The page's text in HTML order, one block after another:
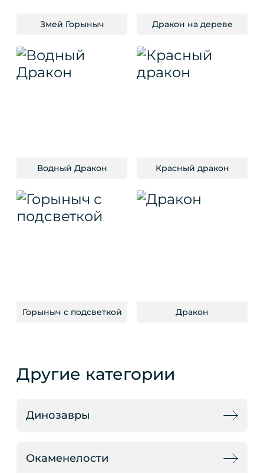
Змей Горыныч Дракон на дереве
Водный Дракон Красный дракон
Горыныч с подсветкой Дракон
Другие категории
Динозавры
Окаменелости